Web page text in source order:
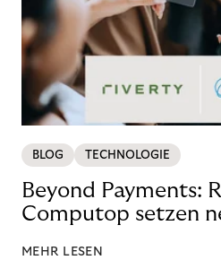
BLOG TECHNOLOGIE
Beyond Payments:
Computop setzen
MEHR LESEN